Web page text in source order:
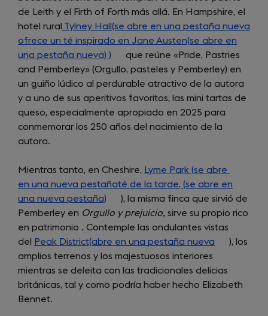
de Leith y el Firth of Forth más allá. En Hampshire, el
hotel rural Tylney Hall(se abre en una pestaña nueva
ofrece un té inspirado en Jane Austen(se abre en
una pestaña nueva) ) (opens
in
a
new
tab)
que reúne «Pride, Pastries
and Pemberley» (Orgullo, pasteles y Pemberley) en
un guiño lúdico al perdurable atractivo de la autora
y a uno de sus aperitivos favoritos, las mini tartas de
queso, especialmente apropiado en 2025 para
conmemorar los 250 años del nacimiento de la
autora.
Mientras tanto, en Cheshire, Lyme Park (se abre
in
a
new
en una nueva pestañaté de la tarde, (se abre en
una nueva pestaña) (opens
in
a
new
tab)
), la misma finca que sirvió de
Pemberley en Orgullo y prejuicio, sirve su propio rico
en patrimonio . Contemple las ondulantes vistas
del
Peak District(abre en una pestaña nueva (opens
a
new
), los
amplios terrenos y los majestuosos interiores
mientras se deleita con las tradicionales delicias
británicas, tal y como podría haber hecho Elizabeth
Bennet.